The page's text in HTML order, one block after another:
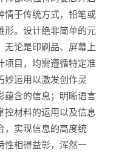
情于传统方式，铅笔或
形。设计绝非简单的元
无论是印刷品、屏幕上
项目，均需遵循特定准
妙运用以激发创作灵
蕴含的信息；明晰语言
控材料的运用以及信息
，实现信息的高度统
性相得益彰，浑然一